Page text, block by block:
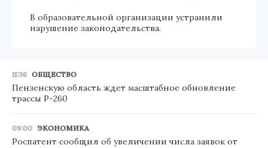
В образовательной организации устранили
нарушение законодательства.
11:36 ОБЩЕСТВО
Пензенскую область ждет масштабное обновление
трассы Р-260
09:00 ЭКОНОМИКА
Роспатент сообщил об увеличении числа заявок от